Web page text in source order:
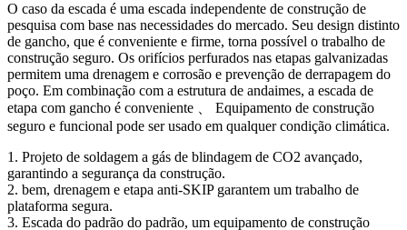
O caso da escada é uma escada independente de construção de
pesquisa com base nas necessidades do mercado. Seu design distinto
de gancho, que é conveniente e firme, torna possível o trabalho de
construção seguro. Os orifícios perfurados nas etapas galvanizadas
permitem uma drenagem e corrosão e prevenção de derrapagem do
poço. Em combinação com a estrutura de andaimes, a escada de
etapa com gancho é conveniente 、 Equipamento de construção
seguro e funcional pode ser usado em qualquer condição climática.
1. Projeto de soldagem a gás de blindagem de CO2 avançado,
garantindo a segurança da construção.
2. bem, drenagem e etapa anti-SKIP garantem um trabalho de
plataforma segura.
3. Escada do padrão do padrão, um equipamento de construção